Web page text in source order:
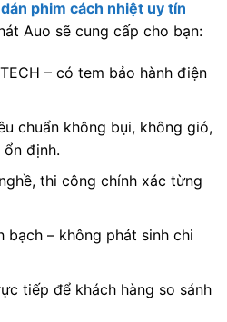
dán phim cách nhiệt uy tín
Auo sẽ cung cấp cho bạn:
– có tem bảo hành điện
chuẩn không bụi, không gió,
định.
thi công chính xác từng
bạch – không phát sinh chi
tiếp để khách hàng so sánh